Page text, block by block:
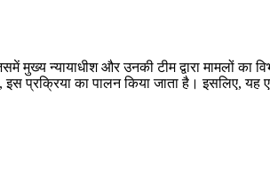
न्यायाधीश और उनकी टीम द्वारा मामलों का
का पालन किया जाता है। इसलिए, यह एक